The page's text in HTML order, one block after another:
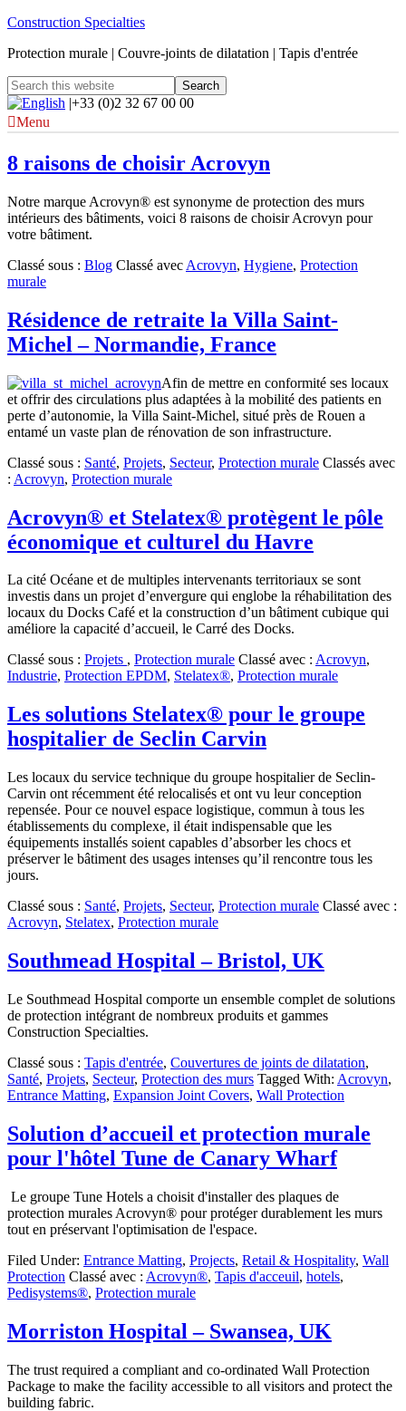
Construction Specialties
Protection murale | Couvre-joints de dilatation | Tapis d'entrée
|+33 (0)2 32 67 00 00
Menu
8 raisons de choisir Acrovyn
Notre marque Acrovyn® est synonyme de protection des murs
intérieurs des bâtiments, voici 8 raisons de choisir Acrovyn pour
votre bâtiment.
Classé sous : Blog Classé avec Acrovyn, Hygiene, Protection
murale
Résidence de retraite la Villa Saint-
Michel – Normandie, France
Afin de mettre en conformité ses locaux
et offrir des circulations plus adaptées à la mobilité des patients en
perte d’autonomie, la Villa Saint-Michel, situé près de Rouen a
entamé un vaste plan de rénovation de son infrastructure.
Classé sous : Santé, Projets, Secteur, Protection murale Classés avec
: Acrovyn, Protection murale
Acrovyn® et Stelatex® protègent le pôle
économique et culturel du Havre
La cité Océane et de multiples intervenants territoriaux se sont
investis dans un projet d’envergure qui englobe la réhabilitation des
locaux du Docks Café et la construction d’un bâtiment cubique qui
améliore la capacité d’accueil, le Carré des Docks.
Classé sous : Projets , Protection murale Classé avec : Acrovyn,
Industrie, Protection EPDM, Stelatex®, Protection murale
Les solutions Stelatex® pour le groupe
hospitalier de Seclin Carvin
Les locaux du service technique du groupe hospitalier de Seclin-
Carvin ont récemment été relocalisés et ont vu leur conception
repensée. Pour ce nouvel espace logistique, commun à tous les
établissements du complexe, il était indispensable que les
équipements installés soient capables d’absorber les chocs et
préserver le bâtiment des usages intenses qu’il rencontre tous les
jours.
Classé sous : Santé, Projets, Secteur, Protection murale Classé avec :
Acrovyn, Stelatex, Protection murale
Southmead Hospital – Bristol, UK
Le Southmead Hospital comporte un ensemble complet de solutions
de protection intégrant de nombreux produits et gammes
Construction Specialties.
Classé sous : Tapis d'entrée, Couvertures de joints de dilatation,
Santé, Projets, Secteur, Protection des murs Tagged With: Acrovyn,
Entrance Matting, Expansion Joint Covers, Wall Protection
Solution d’accueil et protection murale
pour l'hôtel Tune de Canary Wharf
Le groupe Tune Hotels a choisit d'installer des plaques de
protection murales Acrovyn® pour protéger durablement les murs
tout en préservant l'optimisation de l'espace.
Filed Under: Entrance Matting, Projects, Retail & Hospitality, Wall
Protection Classé avec : Acrovyn®, Tapis d'acceuil, hotels,
Pedisystems®, Protection murale
Morriston Hospital – Swansea, UK
The trust required a compliant and co-ordinated Wall Protection
Package to make the facility accessible to all visitors and protect the
building fabric.